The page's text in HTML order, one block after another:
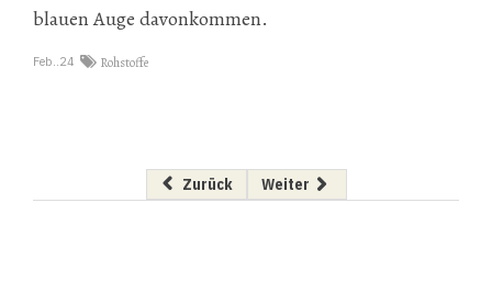
blauen Auge davonkommen.
Feb..24 Rohstoffe
Vorheriger Beitrag: Bau 2009: Fenster und
Zurück Nächster Beitrag:
Weiter